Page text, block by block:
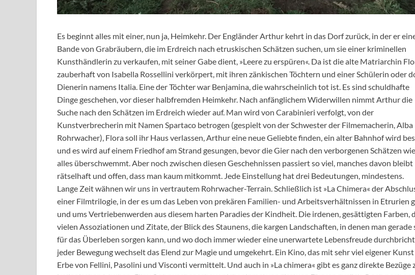
Es beginnt alles mit einer, nun ja, Heimkehr. Der Engländer Arthur kehrt in das Dorf zurück, in der er
Bande von Grabräubern, die im Erdreich nach etruskischen Schätzen suchen, um sie einer kriminellen
Kunsthändlerin zu verkaufen, mit seiner Gabe dient, »Leere zu erspüren«. Da ist die alte Matriarchin
zauberhaft von Isabella Rossellini verkörpert, mit ihren zänkischen Töchtern und einer Schülerin oder
Dienerin namens Italia. Eine der Töchter war Benjamina, die wahrscheinlich tot ist. Es sind schuldhafte
Dinge geschehen, vor dieser halbfremden Heimkehr. Nach anfänglichem Widerwillen nimmt Arthur die
Suche nach den Schätzen im Erdreich wieder auf. Man wird von Carabinieri verfolgt, von der
Kunstverbrecherin mit Namen Spartaco betrogen (gespielt von der Schwester der Filmemacherin, Alba
Rohrwacher), Flora soll ihr Haus verlassen, Arthur eine neue Geliebte finden, ein alter Bahnhof wird
und es wird auf einem Friedhof am Strand gesungen, bevor die Gier nach den verborgenen Schätzen
alles überschwemmt. Aber noch zwischen diesen Geschehnissen passiert so viel, manches davon bleibt
rätselhaft und offen, dass man kaum mitkommt. Jede Einstellung hat drei Bedeutungen, mindestens.
Lange Zeit wähnen wir uns in vertrautem Rohrwacher-Terrain. Schließlich ist »La Chimera« der
einer Filmtrilogie, in der es um das Leben von prekären Familien- und Arbeitsverhältnissen in Etrurien
und ums Vertriebenwerden aus diesem harten Paradies der Kindheit. Die irdenen, gesättigten Farben,
vielen Assoziationen und Zitate, der Blick des Staunens, die kargen Landschaften, in denen man gerade
für das Überleben sorgen kann, und wo doch immer wieder eine unerwartete Lebensfreude
jeder Bewegung wechselt das Elend zur Magie und umgekehrt. Ein Kino, das mit sehr viel eigener Kunst
Erbe von Fellini, Pasolini und Visconti vermittelt. Und auch in »La chimera« gibt es ganz direkte Bezüge